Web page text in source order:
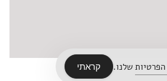
הפרטיות שלנו. קראתי